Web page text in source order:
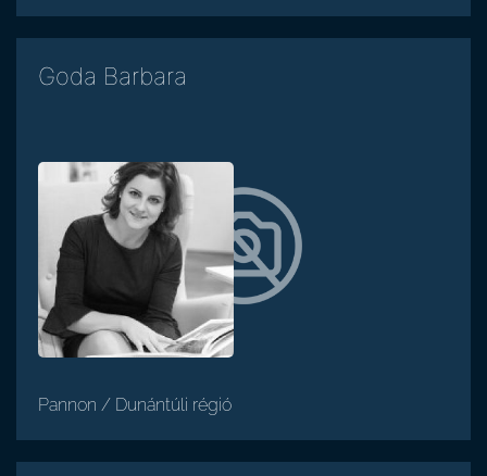
Goda Barbara
Pannon / Dunántúli régió